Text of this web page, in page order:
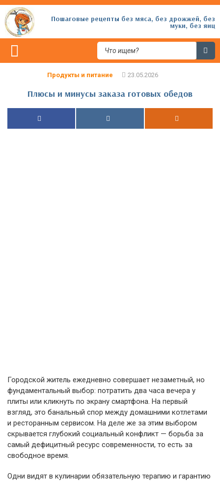
Пошаговые рецепты без мяса, без дрожжей, без
муки, без яиц
Продукты и питание
Плюсы и минусы заказа готовых обедов
Городской житель ежедневно совершает незаметный, но
фундаментальный выбор: потратить два часа вечера у
плиты или кликнуть по экрану смартфона. На первый
взгляд, это банальный спор между домашними котлетами
и ресторанным сервисом. На деле же за этим выбором
скрывается глубокий социальный конфликт — борьба за
самый дефицитный ресурс современности, то есть за
свободное время.
Одни видят в кулинарии обязательную терапию и гарантию